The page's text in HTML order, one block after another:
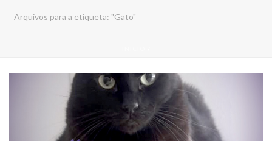
Arquivos para a etiqueta: "Gato"